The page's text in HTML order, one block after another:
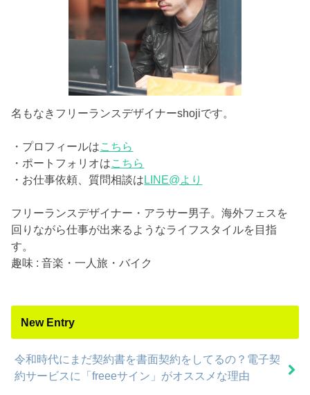
名もなきフリーランスデザイナーshojiです。
・プロフィールはこちら
・ポートフォリオはこちら
・お仕事依頼、質問相談は LINE@より
フリーランスデザイナー・アラサー男子。海外フェスを
回りながら仕事が出来るようなライフスタイルを目指
す。
趣味 : 音楽・一人旅・バイク
New Entry
令和時代にまだ契約書を書面契約をしてるの？電子契
約サービスに「freeeサイン」がオススメな理由